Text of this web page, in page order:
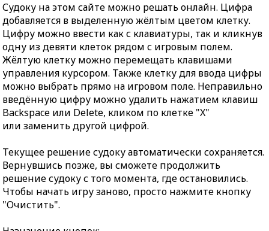
Судоку на этом сайте можно решать онлайн. Цифра
добавляется в выделенную жёлтым цветом клетку.
Цифру можно ввести как с клавиатуры, так и кликнув
одну из девяти клеток рядом с игровым полем.
Жёлтую клетку можно перемещать клавишами
управления курсором. Также клетку для ввода цифры
можно выбрать прямо на игровом поле. Неправильно
введённую цифру можно удалить нажатием клавиш
Backspace или Delete, кликом по клетке "X"
или заменить другой цифрой.
Текущее решение судоку автоматически сохраняется.
Вернувшись позже, вы сможете продолжить
решение судоку с того момента, где остановились.
Чтобы начать игру заново, просто нажмите кнопку
"Очистить".